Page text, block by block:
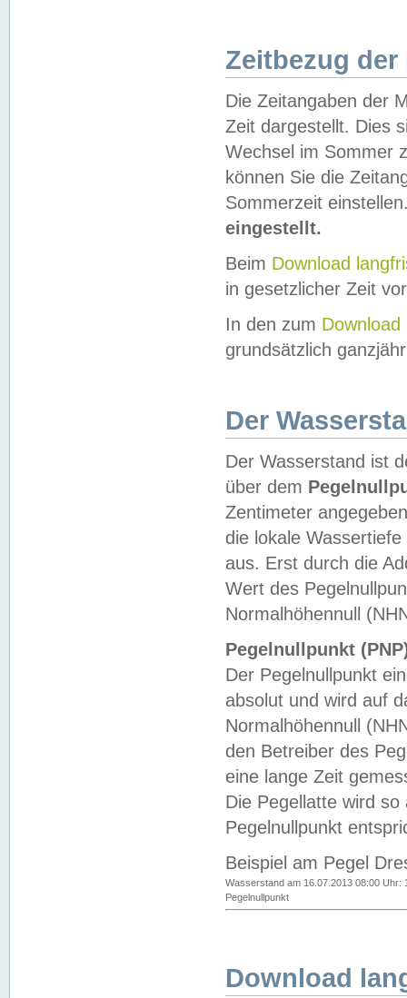
Zeitbezug der
Die Zeitangaben der
Zeit dargestellt. Dies
Wechsel im Sommer
können Sie die
Sommerzeit
eingestellt.
Beim Download
in gesetzlicher Zeit
In den zum Download
grundsätzlich
Der
Der Wasserstand ist
über dem
Zentimeter
die lokale
aus. Erst durch die
Wert des
Normalhöhennull
Pegelnullpunkt
Der Pegelnullpunkt
absolut und wird auf
Normalhöhennull
den Betreiber des
eine lange Zeit
Die Pegellatte wird
Pegelnullpunkt
Beispiel am Pegel
Wasserstand am 16.07.2013 08:00 Uhr:
Pegelnullpunkt
Download